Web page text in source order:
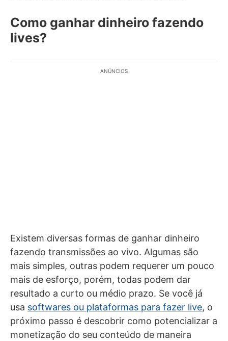
Como ganhar dinheiro fazendo
lives?
ANÚNCIOS
Existem diversas formas de ganhar dinheiro
fazendo transmissões ao vivo. Algumas são
mais simples, outras podem requerer um pouco
mais de esforço, porém, todas podem dar
resultado a curto ou médio prazo. Se você já
usa softwares ou plataformas para fazer live, o
próximo passo é descobrir como potencializar a
monetização do seu conteúdo de maneira